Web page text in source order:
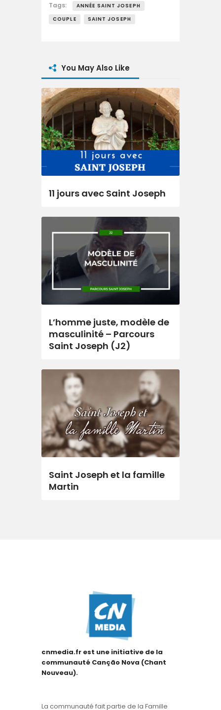
Tags:
ANNÉE SAINT JOSEPH
COUPLE
SAINT JOSEPH
You May Also Like
11 jours avec Saint Joseph
L’homme juste, modèle de
masculinité – Parcours
Saint Joseph (J2)
Saint Joseph et la famille
Martin
cnmedia.fr est une initiative de la
communauté Canção Nova (Chant
Nouveau).
La communauté fait partie de la Famille